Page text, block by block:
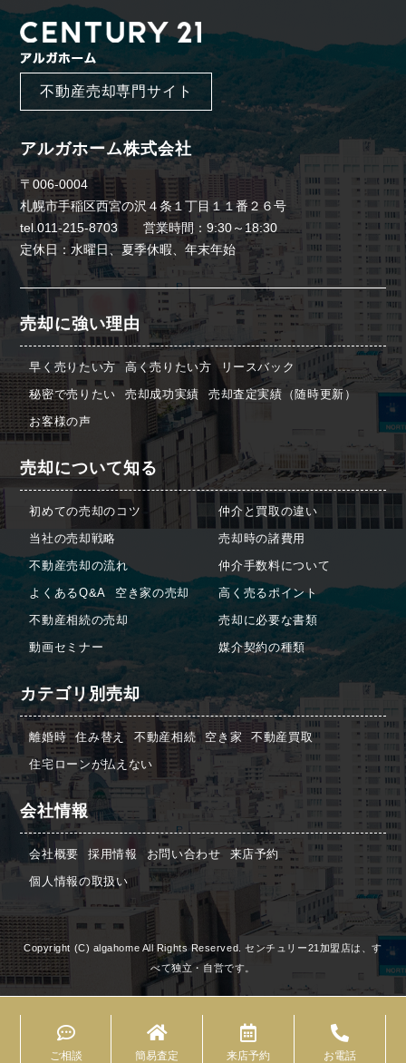
不動産売却専門サイト
アルガホーム株式会社
〒006-0004
札幌市手稲区西宮の沢４条１丁目１１番２６号
tel.011-215-8703 営業時間：9:30～18:30
定休日：水曜日、夏季休暇、年末年始
売却に強い理由
早く売りたい方 高く売りたい方
リースバック
秘密で売りたい
売却成功実績
売却査定実績（随時更新）
お客様の声
売却について知る
初めての売却のコツ
当社の売却戦略
不動産売却の流れ
よくあるQ&A
空き家の売却
不動産相続の売却
動画セミナー
仲介と買取の違い
売却時の諸費用
仲介手数料について
高く売るポイント
売却に必要な書類
媒介契約の種類
カテゴリ別売却
離婚時 住み替え 不動産相続 空き家
不動産買取
住宅ローンが払えない
会社情報
会社概要 採用情報 お問い合わせ
来店予約
個人情報の取扱い
Copyright (C) algahome All Rights Reserved. センチュリー21加盟店は、す
べて独立・自営です。
ご相談 簡易査定 来店予約 お電話